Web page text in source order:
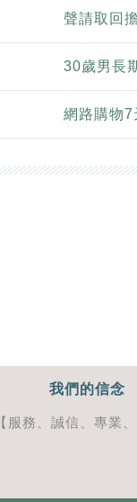
聲請取回
30歲男長
網路購物7
我們的信念
【服務、誠信、專業、